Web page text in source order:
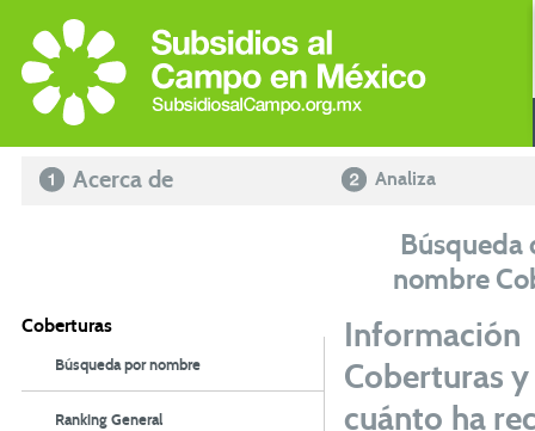
Acerca de Analiza
Búsqueda
nombre
Coberturas
Búsqueda por nombre
Ranking General
Coberturas
cuánto ha